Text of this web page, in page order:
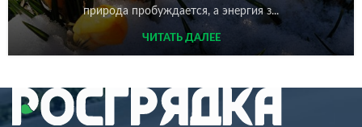
природа пробуждается, а энергия з...
ЧИТАТЬ ДАЛЕЕ